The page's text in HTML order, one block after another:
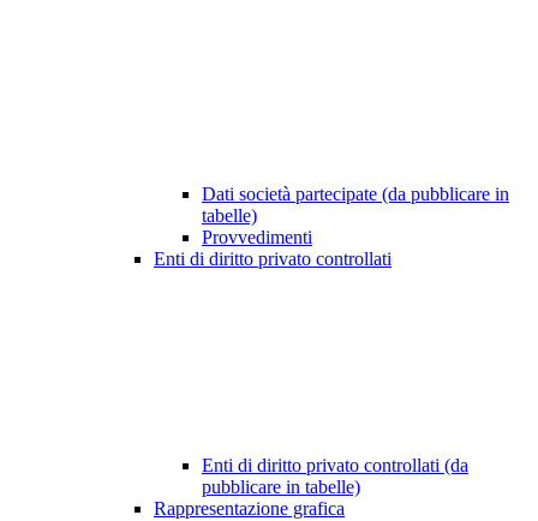
Dati società partecipate (da pubblicare in
tabelle)
Provvedimenti
Enti di diritto privato controllati
Enti di diritto privato controllati (da
pubblicare in tabelle)
Rappresentazione grafica